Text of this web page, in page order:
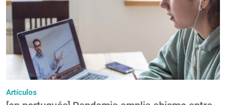
Artículos